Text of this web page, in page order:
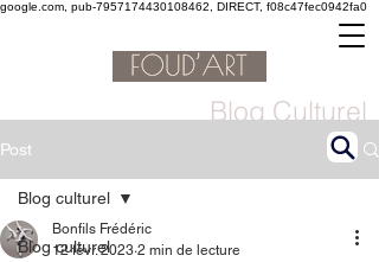
google.com, pub-7957174430108462, DIRECT, f08c47fec0942fa0
Blog Culturel
Post
Blog culturel
Blog culturel
Bonfils Frédéric
12 févr. 2023 2 min de lecture